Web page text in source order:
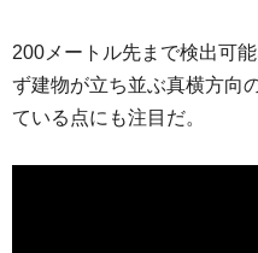
200メートル先まで検出可
ず建物が立ち並ぶ真横方向
ている点にも注目だ。